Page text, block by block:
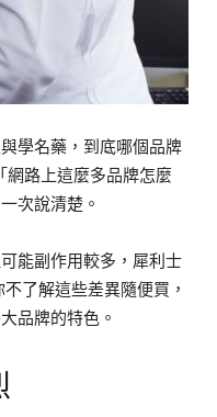
學名藥，到底哪個品牌
路上這麼多品牌怎麼
次說清楚。
能副作用較多，犀利士
了解這些差異隨便買，
品牌的特色。